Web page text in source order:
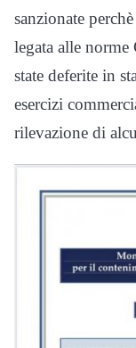
sanzionate
legata alle
state deferite in
esercizi
rilevazione di